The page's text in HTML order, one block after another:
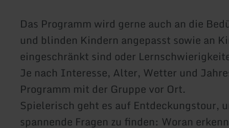
Das Programm wird gerne auch an die
und blinden Kindern angepasst sowie an
eingeschränkt sind oder
Je nach Interesse, Alter, Wetter und
Programm mit der Gruppe vor Ort.
Spielerisch geht es auf Entdeckungstour,
spannende Fragen zu finden: Woran